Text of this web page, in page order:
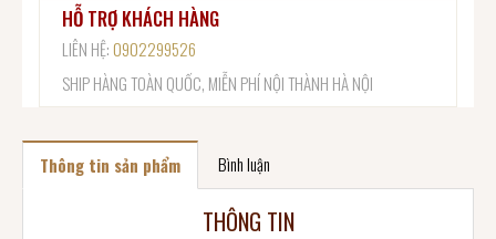
HỖ TRỢ KHÁCH HÀNG
LIÊN HỆ:0902299526
SHIP HÀNG TOÀN QUỐC, MIỄN PHÍ NỘI THÀNH HÀ NỘI
Thông tin sản phẩm Bình luận
THÔNG TIN